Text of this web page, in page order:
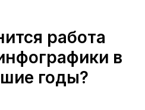
работа
в
годы?